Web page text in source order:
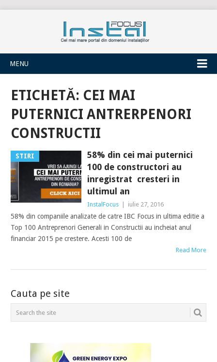
INSTALFOCUS
MENU
ETICHETĂ: CEI MAI
PUTERNICI ANTRERPENORI
CONSTRUCTII
STIRI
58% din cei mai puternici
100 de constructori au
inregistrat cresteri in
ultimul an
InstalFocus iulie 27, 2016
58% din companiile analizate de catre IBC Focus in ultima editie a
Top 100 Antreprenori Generali in Constructii au incheiat anul
financiar 2015 pe crestere. Acesti 100 de
Read More
POSTS
NAVIGATION
Cauta pe site